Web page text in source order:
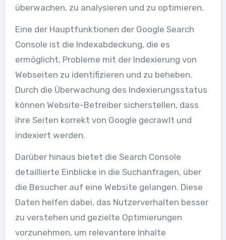
überwachen, zu analysieren und zu optimieren.
Eine der Hauptfunktionen der Google Search
Console ist die Indexabdeckung, die es
ermöglicht, Probleme mit der Indexierung von
Webseiten zu identifizieren und zu beheben.
Durch die Überwachung des Indexierungsstatus
können Website-Betreiber sicherstellen, dass
ihre Seiten korrekt von Google gecrawlt und
indexiert werden.
Darüber hinaus bietet die Search Console
detaillierte Einblicke in die Suchanfragen, über
die Besucher auf eine Website gelangen. Diese
Daten helfen dabei, das Nutzerverhalten besser
zu verstehen und gezielte Optimierungen
vorzunehmen, um relevantere Inhalte